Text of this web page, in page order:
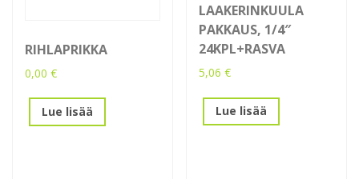
RIHLAPRIKKA
0,00 €
Lue lisää
LAAKERINKUULA
PAKKAUS, 1/4″
24KPL+RASVA
5,06€
Lue lisää